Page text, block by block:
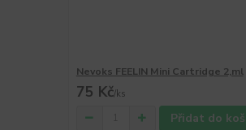
Nevoks FEELIN Mini Cartridge 2,ml
75 Kč/ks
Přidat do